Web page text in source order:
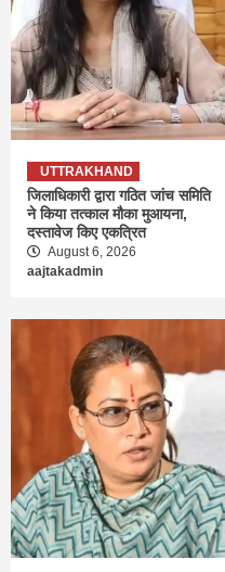
UTTRAKHAND
जिलाधिकारी द्वारा गठित जांच समिति
ने किया तत्काल मौका मुआयना,
दस्तावेज किए एकत्रित
August 6, 2026
aajtakadmin